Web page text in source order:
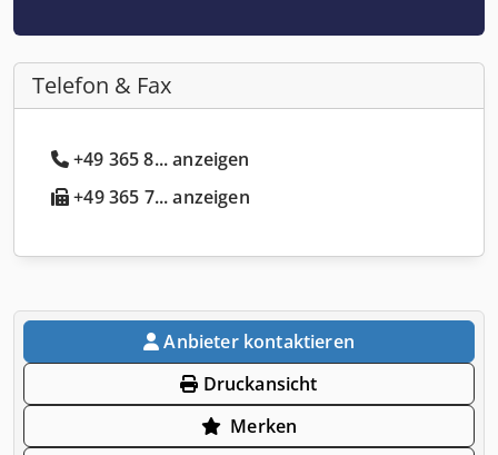
Telefon & Fax
+49 365 8... anzeigen
+49 365 7... anzeigen
Anbieter kontaktieren
Druckansicht
Merken